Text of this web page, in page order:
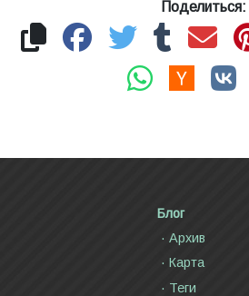
Поделиться:
Блог
Архив
Карта
Теги